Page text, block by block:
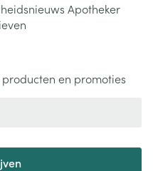
Apotheker
en promoties